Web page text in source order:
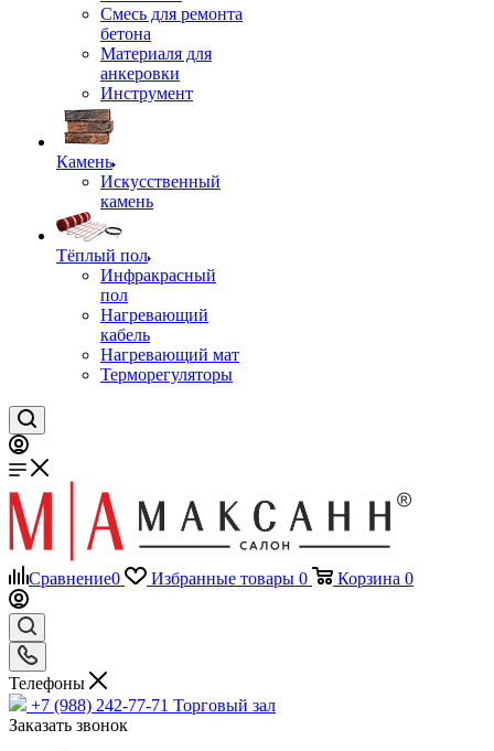
Смесь для ремонта
бетона
Материаля для
анкеровки
Инструмент
Камень
Искусственный
камень
Тёплый пол
Инфракрасный
пол
Нагревающий
кабель
Нагревающий мат
Терморегуляторы
Сравнение0 Избранные товары 0 Корзина 0
Телефоны
+7 (988) 242-77-71 Торговый зал
Заказать звонок